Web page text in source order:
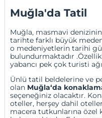
Muğla'da Tatil
Muğla, masmavi denizinin
tarihte farklı büyük
o medeniyetlerin tarihi
bulundurmaktadır
yabancı pek çok turisti
Ünlü tatil beldelerine ve
olan Muğla‘da
seçeneğiniz olacaktır.
oteller, herşey dahil oteller
macera tutkunlarına özel